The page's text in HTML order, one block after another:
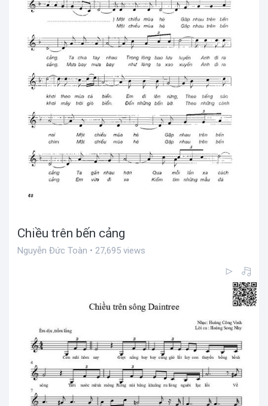
Chiều trên bến cảng
Nguyễn Đức Toàn • 27,695 views